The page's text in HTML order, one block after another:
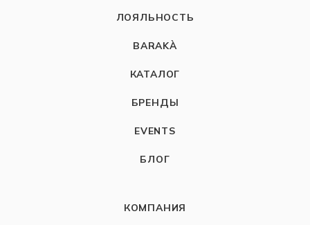
ЛОЯЛЬНОСТЬ
BARAKÀ
КАТАЛОГ
БРЕНДЫ
EVENTS
БЛОГ
КОМПАНИЯ